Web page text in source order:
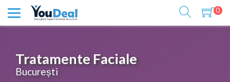
0
Tratamente Faciale
București